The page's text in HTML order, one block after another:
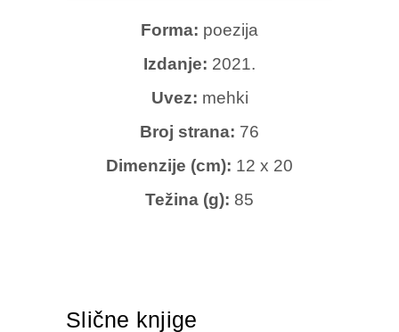
Forma: poezija
Izdanje: 2021.
Uvez: mehki
Broj strana: 76
Dimenzije (cm): 12 x 20
Težina (g): 85
Slične knjige